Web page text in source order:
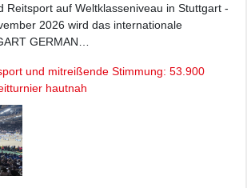
Reitsport auf Weltklasseniveau in Stuttgart -
2026 wird das internationale
GERMAN…
und mitreißende Stimmung: 53.900
hautnah